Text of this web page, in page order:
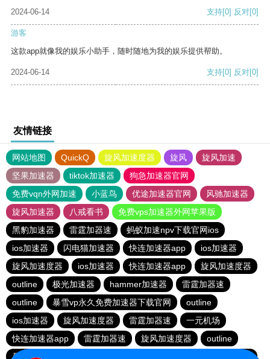
2024-06-14
支持[0] 反对[0]
游客
这款app就像我的娱乐小助手，随时随地为我的娱乐提供帮助。
2024-06-14 支持[0] 反对[0]
友情链接
网站地图 QuickQ 旋风加速度器 旋风
旋风加速
坚果加速器
tiktok加速器
狗急加速器官网
免费vqn外网加速
小蓝鸟 优途加速器官网
风驰加速器
旋风加速器
八戒看书
免费vps加速器外网苹果版
黑豹加速器
雷霆加器速
蚂蚁加速npv下载官网ios
ios加速器
闪电猫加速器 快连加速器app
ios加速器
旋风加速度器
ios加速器 快连加速器app
旋风加速度器
outline
极光加速器 hammer加速器
雷霆加器速
outline
暴雪vp永久免费加速器下载官网
outline
ios加速器
旋风加速度器 雷霆加器速
一元机场
快连加速器app
雷霆加器速 旋风加速度器
outline
暴雪vp永久免费加速器下载官网